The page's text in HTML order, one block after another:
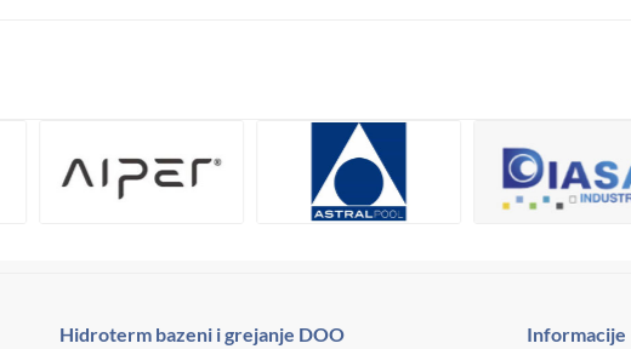
Hidroterm bazeni i grejanje DOO
Informacije